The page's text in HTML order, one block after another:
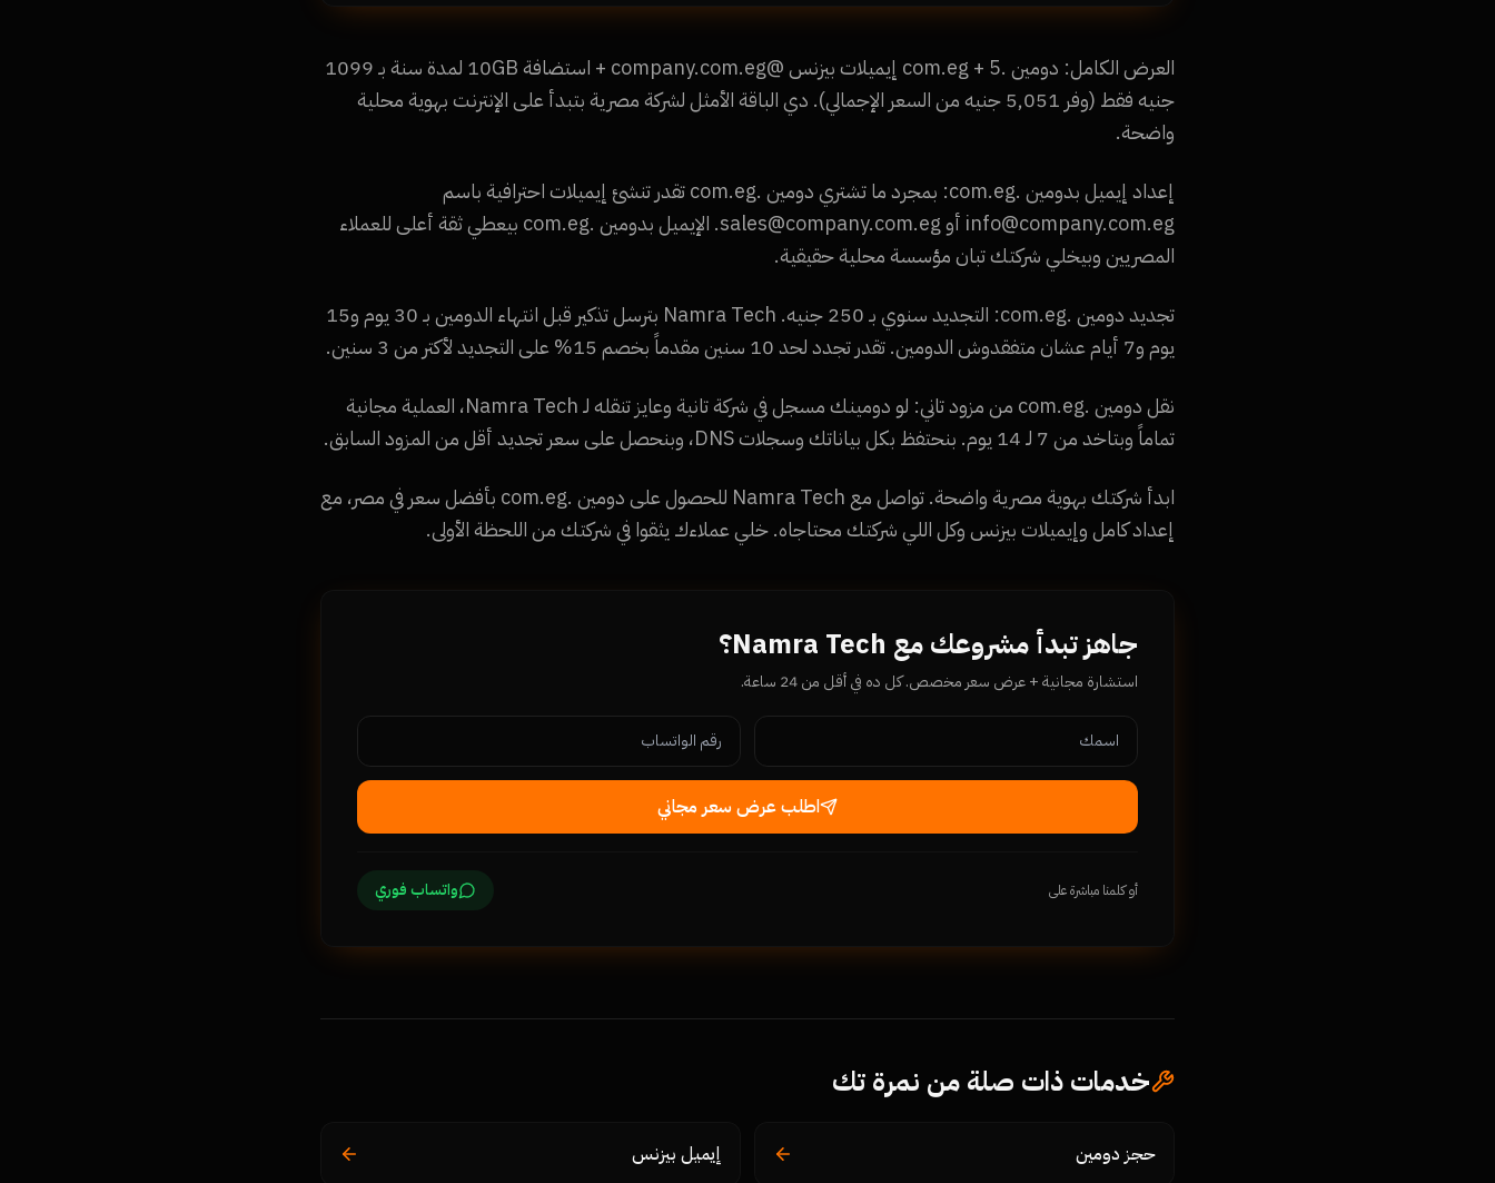
العرض الكامل: دومين .com.eg + 5 إيميلات بيزنس @company.com.eg + استضافة 10GB لمدة سنة بـ 1099
جنيه فقط (وفر 5,051 جنيه من السعر الإجمالي). دي الباقة الأمثل لشركة مصرية بتبدأ على الإنترنت بهوية محلية
واضحة.
إعداد إيميل بدومين .com.eg: بمجرد ما تشتري دومين .com.eg تقدر تنشئ إيميلات احترافية باسم
info@company.com.eg أو sales@company.com.eg. الإيميل بدومين .com.eg بيعطي ثقة أعلى للعملاء
المصريين وبيخلي شركتك تبان مؤسسة محلية حقيقية.
تجديد دومين .com.eg: التجديد سنوي بـ 250 جنيه. Namra Tech بترسل تذكير قبل انتهاء الدومين بـ 30 يوم و15
يوم و7 أيام عشان متفقدوش الدومين. تقدر تجدد لحد 10 سنين مقدماً بخصم 15% على التجديد لأكتر من 3 سنين.
نقل دومين .com.eg من مزود تاني: لو دومينك مسجل في شركة تانية وعايز تنقله لـ Namra Tech، العملية مجانية
تماماً وبتاخد من 7 لـ 14 يوم. بنحتفظ بكل بياناتك وسجلات DNS، وبنحصل على سعر تجديد أقل من المزود السابق.
ابدأ شركتك بهوية مصرية واضحة. تواصل مع Namra Tech للحصول على دومين .com.eg بأفضل سعر في مصر، مع
إعداد كامل وإيميلات بيزنس وكل اللي شركتك محتاجاه. خلي عملاءك يثقوا في شركتك من اللحظة الأولى.
جاهز تبدأ مشروعك مع Namra Tech؟
استشارة مجانية + عرض سعر مخصص. كل ده في أقل من 24 ساعة.
اطلب عرض سعر مجاني
أو كلمنا مباشرة على واتساب فوري
خدمات ذات صلة من نمرة تك
حجز دومين إيميل بيزنس